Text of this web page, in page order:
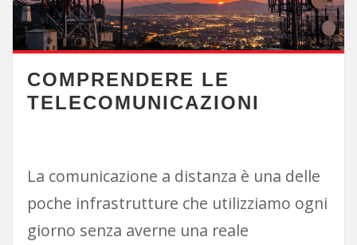
COMPRENDERE LE
TELECOMUNICAZIONI
La comunicazione a distanza è una delle
poche infrastrutture che utilizziamo ogni
giorno senza averne una reale